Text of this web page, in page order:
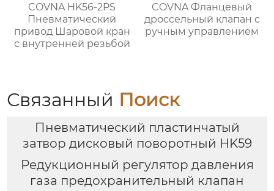
COVNA HK56-2PS
Пневматический
привод Шаровой кран
с внутренней резьбой
COVNA Фланцевый
дроссельный клапан с
ручным управлением
Связанный Поиск
Пневматический пластинчатый
затвор дисковый поворотный HK59
Редукционный регулятор давления
газа предохранительный клапан